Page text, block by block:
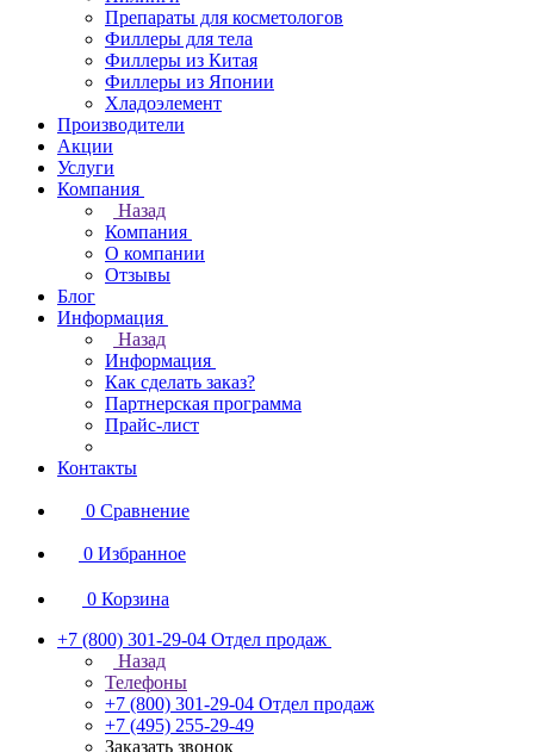
Препараты для косметологов
Филлеры для тела
Филлеры из Китая
Филлеры из Японии
Хладоэлемент
Производители
Акции
Услуги
Компания
Назад
Компания
О компании
Отзывы
Блог
Информация
Назад
Информация
Как сделать заказ?
Партнерская программа
Прайс-лист
Контакты
0 Сравнение
0 Избранное
0 Корзина
+7 (800) 301-29-04 Отдел продаж
Назад
Телефоны
+7 (800) 301-29-04 Отдел продаж
+7 (495) 255-29-49
Заказать звонок